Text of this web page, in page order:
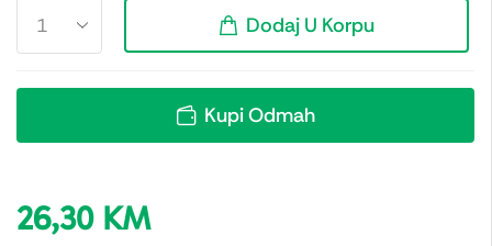
Dodaj U Korpu
Kupi Odmah
26,30 KM